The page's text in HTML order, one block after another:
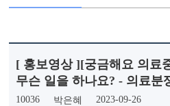
[ 홍보영상 ][궁금해요 의료
무슨 일을 하나요? - 의료분
10036 박은혜 2023-09-26